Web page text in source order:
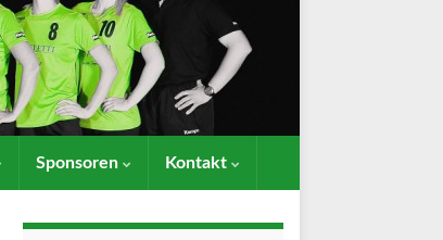
Sponsoren Kontakt